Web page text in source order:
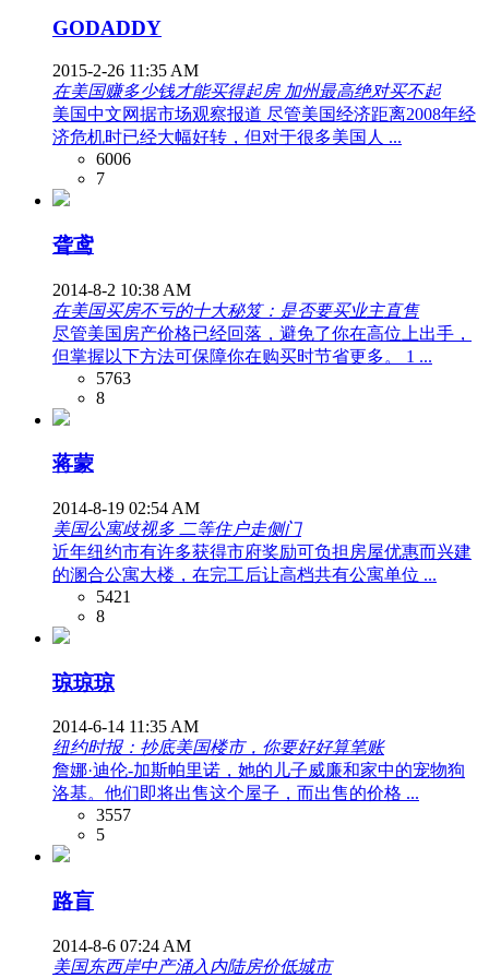
GODADDY
2015-2-26 11:35 AM
在美国赚多少钱才能买得起房 加州最高绝对买不起
美国中文网据市场观察报道 尽管美国经济距离2008年经
济危机时已经大幅好转，但对于很多美国人 ...
6006
7
聋鸢
2014-8-2 10:38 AM
在美国买房不亏的十大秘笈：是否要买业主直售
尽管美国房产价格已经回落，避免了你在高位上出手，
但掌握以下方法可保障你在购买时节省更多。 1 ...
5763
8
蒋蒙
2014-8-19 02:54 AM
美国公寓歧视多 二等住户走侧门
近年纽约市有许多获得市府奖励可负担房屋优惠而兴建
的溷合公寓大楼，在完工后让高档共有公寓单位 ...
5421
8
琼琼琼
2014-6-14 11:35 AM
纽约时报：抄底美国楼市，你要好好算笔账
詹娜·迪伦-加斯帕里诺，她的儿子威廉和家中的宠物狗
洛基。他们即将出售这个屋子，而出售的价格 ...
3557
5
路盲
2014-8-6 07:24 AM
美国东西岸中产涌入内陆房价低城市